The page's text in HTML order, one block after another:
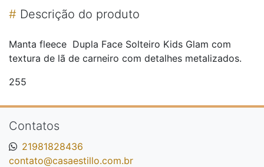
# Descrição do produto
Manta fleece Dupla Face Solteiro Kids Glam com
textura de lã de carneiro com detalhes metalizados.
255
Contatos
21981828436
contato@casaestillo.com.br